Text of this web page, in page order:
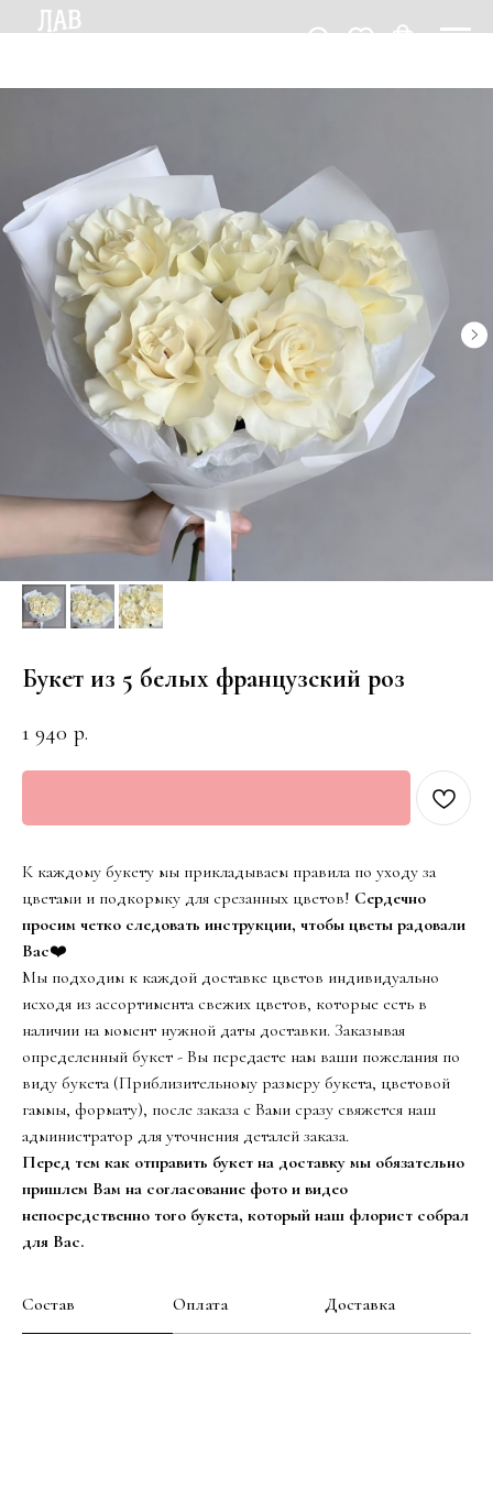
Букет из 5 белых французский роз
1 940 р.
К каждому букету мы прикладываем правила по уходу за
цветами и подкормку для срезанных цветов! Сердечно
просим четко следовать инструкции, чтобы цветы радовали
Вас❤️
Мы подходим к каждой доставке цветов индивидуально
исходя из ассортимента свежих цветов, которые есть в
наличии на момент нужной даты доставки. Заказывая
определенный букет - Вы передаете нам ваши пожелания по
виду букета (Приблизительному размеру букета, цветовой
гаммы, формату), после заказа с Вами сразу свяжется наш
администратор для уточнения деталей заказа.
Перед тем как отправить букет на доставку мы обязательно
пришлем Вам на согласование фото и видео
непосредственно того букета, который наш флорист собрал
для Вас.
Состав Оплата Доставка